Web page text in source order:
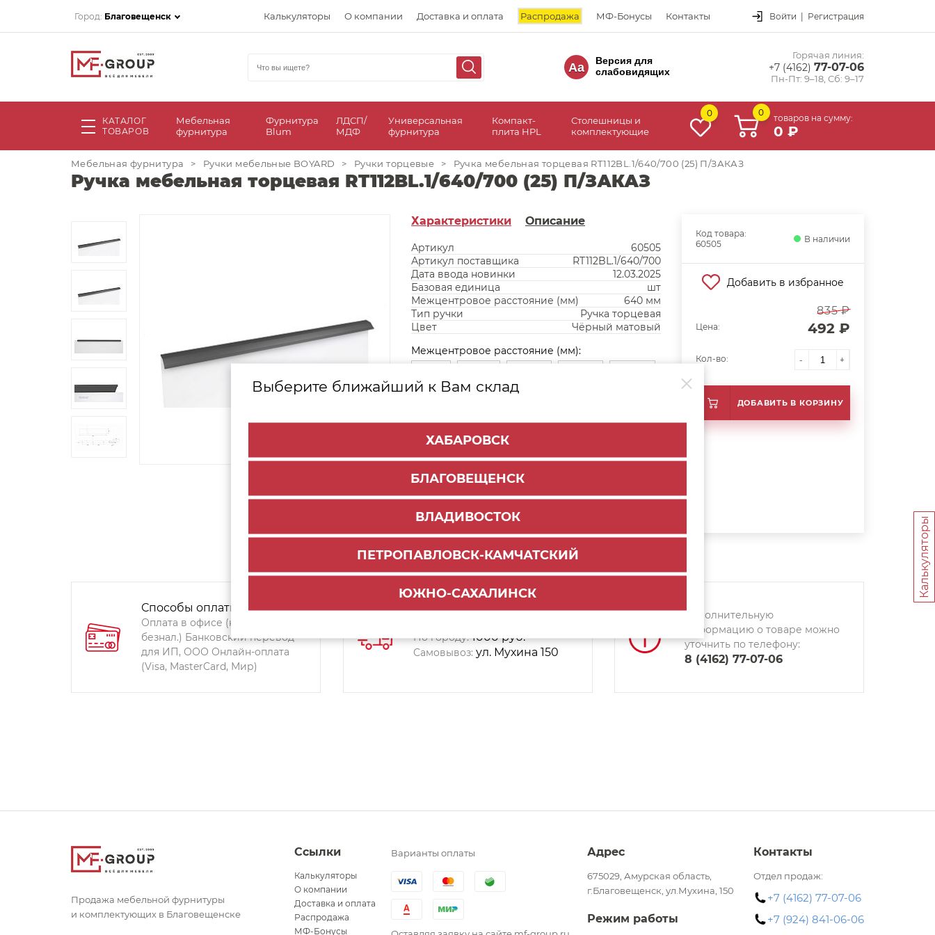
Город: Благовещенск Калькуляторы О компании Доставка и оплата Распродажа МФ-Бонусы Контакты Войти | Регистрация
Aa
Версия для
слабовидящих
Горячая линия:
+7 (4162) 77-07-06
Пн-Пт: 9–18, Сб: 9–17
КАТАЛОГ
ТОВАРОВ
Мебельная
фурнитура
Фурнитура
Blum
ЛДСП/
МДФ
Универсальная
фурнитура
Компакт-
плита HPL
Столешницы и
комплектующие
0 0
товаров на сумму:
0 ₽
Выберите ближайший к Вам склад
ХАБАРОВСК
БЛАГОВЕЩЕНСК
ВЛАДИВОСТОК
ПЕТРОПАВЛОВСК-КАМЧАТСКИЙ
ЮЖНО-САХАЛИНСК
Мебельная фурнитура > Ручки мебельные BOYARD > Ручки торцевые > Ручка мебельная торцевая RT112BL.1/640/700 (25) П/ЗАКАЗ
Ручка мебельная торцевая RT112BL.1/640/700 (25) П/ЗАКАЗ
Характеристики Описание
Артикул
60505
Артикул поставщика
RT112BL.1/640/700
Дата ввода новинки
12.03.2025
Базовая единица
шт
Межцентровое расстояние (мм)
640 мм
Тип ручки
Ручка торцевая
Цвет
Чёрный матовый
Межцентровое расстояние (мм):
Цвет:
Брашированное сатиновое золото
Код товара:
60505
В наличии
Добавить в избранное
Цена:
835 ₽
492 ₽
Кол-во: - +
ДОБАВИТЬ В КОРЗИНУ
Способы оплаты:
Оплата в офисе (наличными,
безнал.) Банковский перевод
для ИП, ООО Онлайн-оплата
(Visa, MasterCard, Мир)
По городу:1000 руб.
Самовывоз: ул. Мухина 150
Дополнительную
информацию о товаре можно
уточнить по телефону:
8 (4162) 77-07-06
Калькуляторы
Продажа мебельной фурнитуры
и комплектующих в Благовещенске
Ссылки
Калькуляторы
О компании
Доставка и оплата
Распродажа
МФ-Бонусы
Варианты оплаты Адрес
675029, Амурская область,
г.Благовещенск, ул.Мухина, 150
Режим работы
Контакты
Отдел продаж:
+7 (4162) 77-07-06
+7 (924) 841-06-06